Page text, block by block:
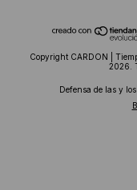
Copyright CARDON |
2026.
Defensa de las y